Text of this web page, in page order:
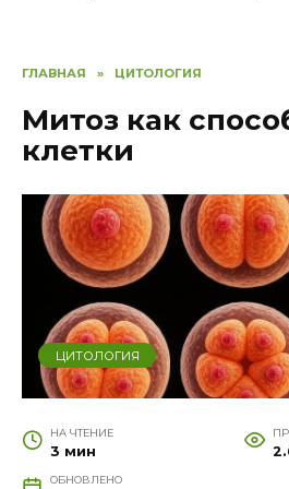
ГЛАВНАЯ » ЦИТОЛОГИЯ
Митоз как
клетки
ЦИТОЛОГИЯ
НА ЧТЕНИЕ
3 мин
ОБНОВЛЕНО